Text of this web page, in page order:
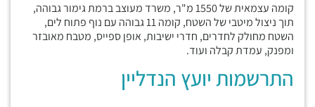
קומה עצמאית של 1550 מ"ר, משרד מעוצב ברמת גימור גבוהה,
תוך ניצול מיטבי של השטח, קומה 11 גבוהה עם נוף פתוח לים,
השטח מחולק לחדרים, חדרי ישיבות, אופן ספייס, מטבח מאובזר
ומפנק, עמדת קבלה ועוד.
התרשמות יועץ הנדליין